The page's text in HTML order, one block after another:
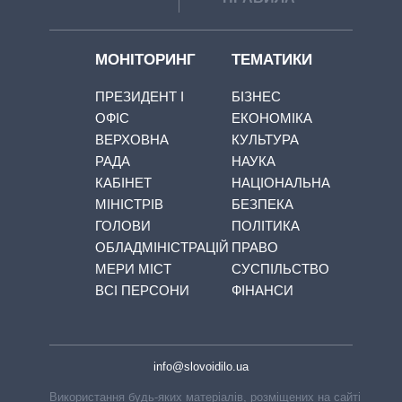
МОНІТОРИНГ
ПРЕЗИДЕНТ І
ОФІС
ВЕРХОВНА
РАДА
КАБІНЕТ
МІНІСТРІВ
ГОЛОВИ
ОБЛАДМІНІСТРАЦІЙ
МЕРИ МІСТ
ВСІ ПЕРСОНИ
ТЕМАТИКИ
БІЗНЕС
ЕКОНОМІКА
КУЛЬТУРА
НАУКА
НАЦІОНАЛЬНА
БЕЗПЕКА
ПОЛІТИКА
ПРАВО
СУСПІЛЬСТВО
ФІНАНСИ
info@slovoidilo.ua
Використання будь-яких матеріалів, розміщених на сайті,